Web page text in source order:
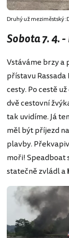
Druhý už meziměstský
Sobota 7. 4.
Vstáváme brzy a
přístavu
cesty. Po cestě
dvě cestovní
tak uvidíme. Já
měl být příjezd
plavby.
moři! Speadboat
statečně zvládl a